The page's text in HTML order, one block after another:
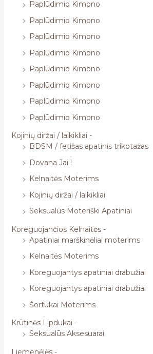
Paplūdimio Kimono
Paplūdimio Kimono
Paplūdimio Kimono
Paplūdimio Kimono
Paplūdimio Kimono
Paplūdimio Kimono
Paplūdimio Kimono
Paplūdimio Kimono
Kojinių diržai / laikikliai -
BDSM / fetišas apatinis trikotažas
Dovana Jai !
Kelnaitės Moterims
Kojinių diržai / laikikliai
Seksualūs Moteriški Apatiniai
Koreguojančios Kelnaitės -
Apatiniai marškinėliai moterims
Kelnaitės Moterims
Koreguojantys apatiniai drabužiai
Koreguojantys apatiniai drabužiai
Šortukai Moterims
Krūtinės Lipdukai -
Seksualūs Aksesuarai
Liemenėlės -